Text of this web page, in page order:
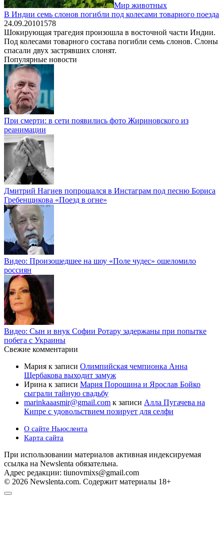
Мир животных
В Индии семь слонов погибли под колесами товарного поезда
24.09.20101 578
Шокирующая трагедия произошла в восточной части Индии.
Под колесами товарного состава погибли семь слонов. Слоны
спасали двух застрявших слонят.
Популярные новости
При смерти: в сети появились фото Жириновского из
реанимации
Дмитрий Нагиев попрощался в Инстаграм под песню Бориса
Гребенщикова «Поезд в огне»
Видео: Произошедшее на шоу «Поле чудес» ошеломило
россиян
Видео: Сын и внук Софии Ротару задержаны при попытке
побега с Украины
Свежие комментарии
Мария к записи Олимпийская чемпионка Анна
Щербакова выходит замуж
Ирина к записи Мария Порошина и Ярослав Бойко
сыграли тайную свадьбу
marinkaaasmir@gmail.com к записи Алла Пугачева на
Кипре с удовольствием позирует для селфи
О сайте Ньюслента
Карта сайта
При использовании материалов активная индексируемая
ссылка на Newslenta обязательна.
Адрес редакции: tiunovmixs@gmail.com
© 2026 Newslenta.com. Содержит материалы 18+